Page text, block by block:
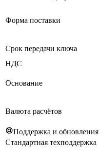
Форма поставки
Срок передачи ключа
НДС
Основание
Валюта расчётов
Поддержка и обновления
Стандартная техподдержка